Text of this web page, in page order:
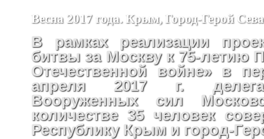
Весна 2017 года. Крым, Город-Герой
В рамках реализации
битвы за Москву к 75-летию
Отечественной войне» в
апреля 2017 г.
Вооруженных сил
количестве 35 человек
Республику Крым и город-